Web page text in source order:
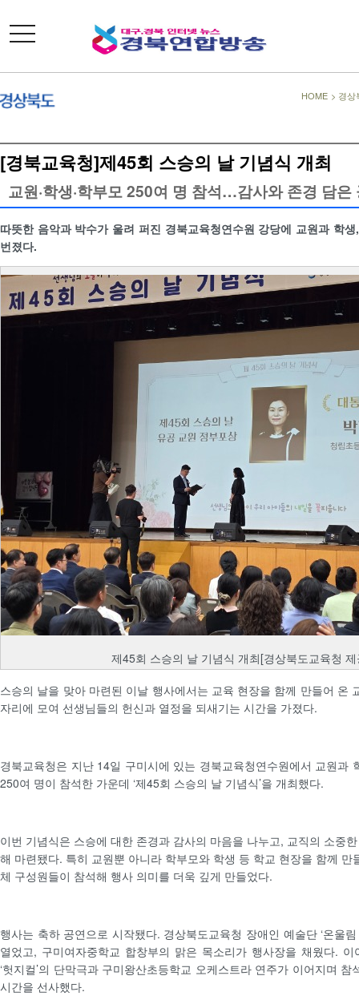
toggle
navigation
HOME > 경상
[경북교육청]제45회 스승의 날 기념식 개최
교원·학생·학부모 250여 명 참석…감사와 존경 담은
따뜻한 음악과 박수가 울려 퍼진 경북교육청연수원 강당에 교원과 학
번졌다.
제45회 스승의 날 기념식 개최[경상북도교육청
스승의 날을 맞아 마련된 이날 행사에서는 교육 현장을 함께 만들어 온
자리에 모여 선생님들의 헌신과 열정을 되새기는 시간을 가졌다.
경북교육청은 지난 14일 구미시에 있는 경북교육청연수원에서 교원과
250여 명이 참석한 가운데 ‘제45회 스승의 날 기념식’을 개최했다.
이번 기념식은 스승에 대한 존경과 감사의 마음을 나누고, 교직의 소중
해 마련됐다. 특히 교원뿐 아니라 학부모와 학생 등 학교 현장을 함께 만
체 구성원들이 참석해 행사 의미를 더욱 깊게 만들었다.
행사는 축하 공연으로 시작됐다. 경상북도교육청 장애인 예술단 ‘온울
열었고, 구미여자중학교 합창부의 맑은 목소리가 행사장을 채웠다. 이
‘헛지컬’의 단막극과 구미왕산초등학교 오케스트라 연주가 이어지며
시간을 선사했다.